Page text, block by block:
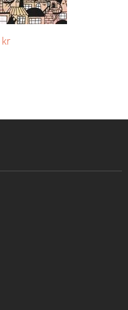
kr